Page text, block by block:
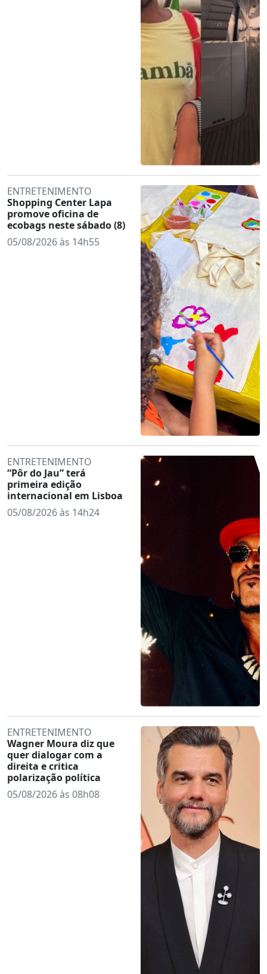
ENTRETENIMENTO
Shopping Center Lapa
promove oficina de
ecobags neste sábado (8)
05/08/2026 às 14h55
ENTRETENIMENTO
“Pôr do Jau” terá
primeira edição
internacional em Lisboa
05/08/2026 às 14h24
ENTRETENIMENTO
Wagner Moura diz que
quer dialogar com a
direita e critica
polarização política
05/08/2026 às 08h08